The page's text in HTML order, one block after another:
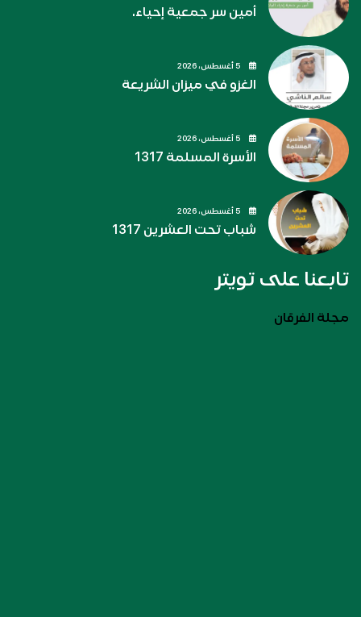
أمين سر جمعية إحياء.
الغزو في ميزان الشريعة
الأسرة المسلمة 1317
شباب تحت العشرين 1317
تابعنا على تويتر
مجلة الفرقان